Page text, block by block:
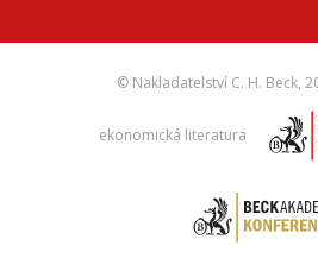
© Nakladatelství C. H. Beck,
ekonomická literatura